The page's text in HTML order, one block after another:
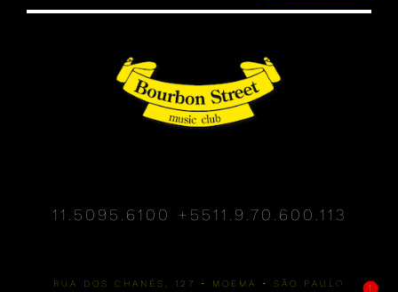
11.5095.6100 +5511.9.70.600.113
RUA DOS CHANÉS, 127 • MOEMA • SÃO PAULO 1